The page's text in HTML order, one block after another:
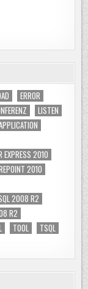
ERROR
LISTEN
EXPRESS 2010
2010
2008 R2
R2
TOOL
TSQL